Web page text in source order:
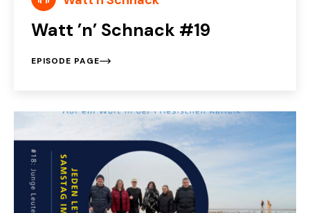
Watt ’n’ Schnack #19
EPISODE PAGE